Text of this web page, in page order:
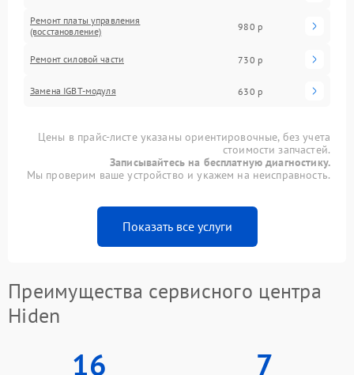
Ремонт платы управления
(восстановление)
980 р
Ремонт силовой части 730 р
Замена IGBT-модуля 630 р
Цены в прайс-листе указаны ориентировочные, без учета
стоимости запчастей.
Записывайтесь на бесплатную диагностику.
Мы проверим ваше устройство и укажем на неисправность.
Показать все услуги
Преимущества сервисного центра
Hiden
16 7